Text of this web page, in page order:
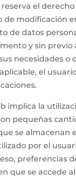
el
de modificación
de datos
y sin previo
necesidades o
el
implica la
pequeñas
se almacenan
por el
preferencias
que se accede